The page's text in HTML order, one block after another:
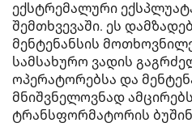
ექსტრემალური
შემთხვევაში. ეს
მენტენანსის
სამსახურო ვადის
ოპერატორებსა და
მნიშვნელოვნად
ტრანსფორმატორის